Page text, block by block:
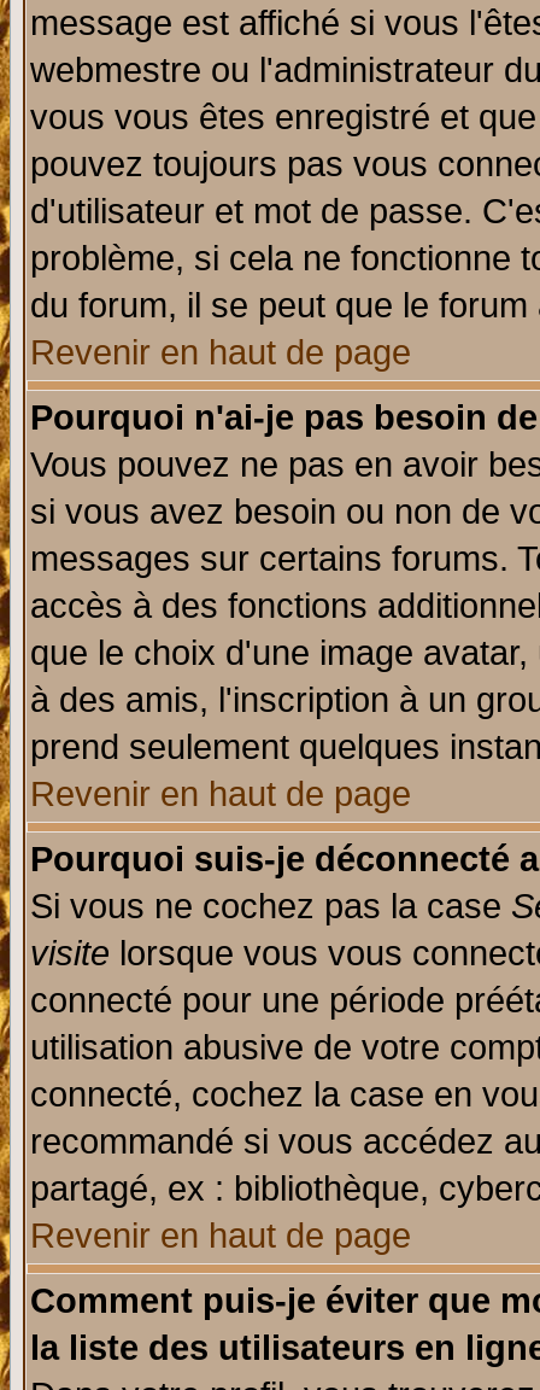
message est affiché si vous
webmestre ou l'administrateur
vous vous êtes enregistré et
pouvez toujours pas vous
d'utilisateur et mot de passe.
problème, si cela ne fonctionne
du forum, il se peut que le
Revenir en haut de page
Pourquoi n'ai-je pas besoin
Vous pouvez ne pas en avoir
si vous avez besoin ou non de
messages sur certains forums.
accès à des fonctions
que le choix d'une image
à des amis, l'inscription à un
prend seulement quelques
Revenir en haut de page
Pourquoi suis-je déconnecté
Si vous ne cochez pas la case
visite lorsque vous vous
connecté pour une période
utilisation abusive de votre
connecté, cochez la case en
recommandé si vous accédez
partagé, ex : bibliothèque,
Revenir en haut de page
Comment puis-je éviter que
la liste des utilisateurs en